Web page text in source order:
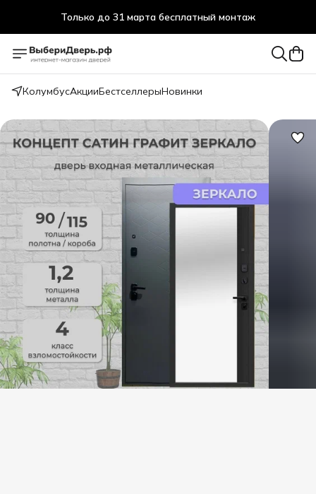
Только до 31 марта бесплатный монтаж
КолумбусАкцииБестселлерыНовинки